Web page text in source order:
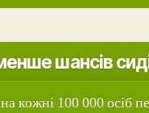
шансів
кожні 100 000 осіб